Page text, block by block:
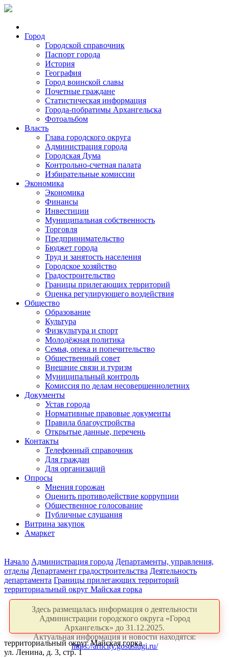
Город
Городской справочник
Паспорт города
История
География
Город воинской славы
Почетные граждане
Статистическая информация
Города-побратимы Архангельска
Фотоальбом
Власть
Глава городского округа
Администрация города
Городская Дума
Контрольно-счетная палата
Избирательные комиссии
Экономика
Экономика
Финансы
Инвестиции
Муниципальная собственность
Торговля
Предпринимательство
Бюджет города
Труд и занятость населения
Городское хозяйство
Градостроительство
Границы прилегающих территорий
Оценка регулирующего воздействия
Общество
Образование
Культура
Физкультура и спорт
Молодёжная политика
Семья, опека и попечительство
Общественный совет
Внешние связи и туризм
Муниципальный контроль
Комиссия по делам несовершеннолетних
Документы
Устав города
Нормативные правовые документы
Правила благоустройства
Открытые данные, перечень
Контакты
Телефонный справочник
Для граждан
Для организаций
Опросы
Мнения горожан
Оценить противодействие коррупции
Общественное голосование
Публичные слушания
Витрина закупок
Амаркет
Начало Администрация города Департаменты, управления,
отделы Департамент градостроительства Деятельность
департамента Границы прилегающих территорий
территориальный округ Майская горка
Здесь размещалась информация о деятельности
Администрации городского округа «Город
Архангельск» до 31.12.2025.
Актуальная информация и новости находятся:
https://arhcity.gosuslugi.ru/
территориальный округ Майская горка
ул. Ленина, д. 3, стр. 1